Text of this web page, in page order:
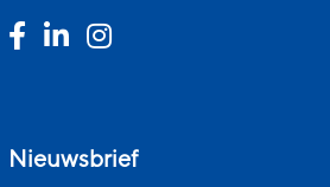
Nieuwsbrief